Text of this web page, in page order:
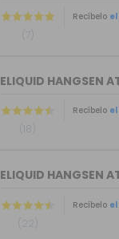
(7)
Recíbelo
(18)
Recíbelo
ELIQUID HANGSEN
(22)
Recíbelo